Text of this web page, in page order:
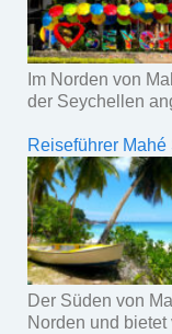
Im Norden von
der Seychellen
Reiseführer Mahé
Der Süden von
Norden und